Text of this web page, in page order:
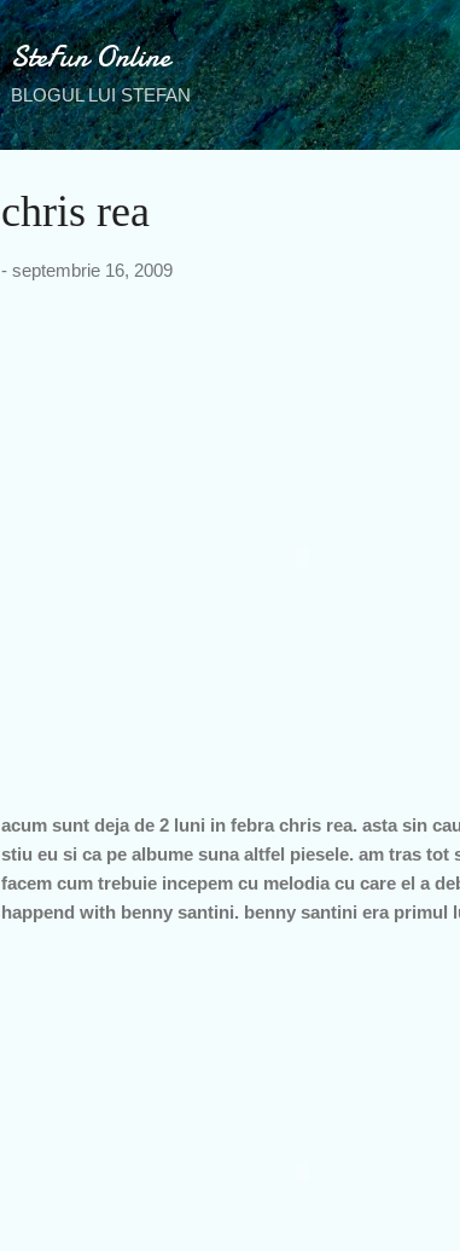
Treceți la
SteFun Online
BLOGUL LUI STEFAN
chris rea
- septembrie 16, 2009
acum sunt deja de 2 luni in febra chris rea. asta sin
stiu eu si ca pe albume suna altfel piesele. am tras
facem cum trebuie incepem cu melodia cu care el a
happend with benny santini. benny santini era primul